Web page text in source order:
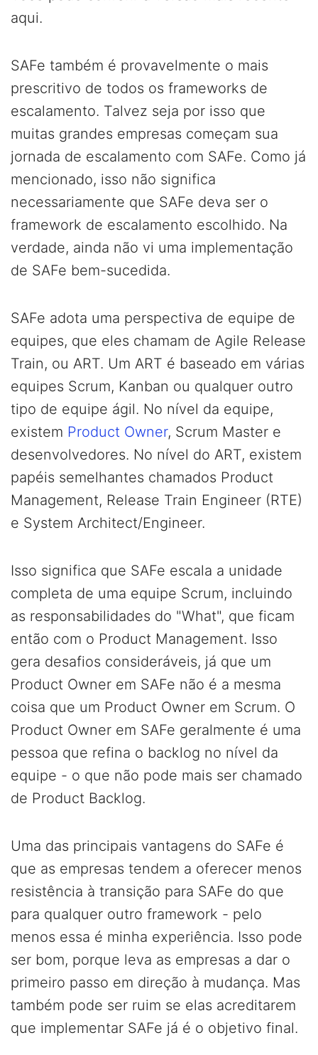
aqui.
SAFe também é provavelmente o mais
prescritivo de todos os frameworks de
escalamento. Talvez seja por isso que
muitas grandes empresas começam sua
jornada de escalamento com SAFe. Como já
mencionado, isso não significa
necessariamente que SAFe deva ser o
framework de escalamento escolhido. Na
verdade, ainda não vi uma implementação
de SAFe bem-sucedida.
SAFe adota uma perspectiva de equipe de
equipes, que eles chamam de Agile Release
Train, ou ART. Um ART é baseado em várias
equipes Scrum, Kanban ou qualquer outro
tipo de equipe ágil. No nível da equipe,
existem Product Owner, Scrum Master e
desenvolvedores. No nível do ART, existem
papéis semelhantes chamados Product
Management, Release Train Engineer (RTE)
e System Architect/Engineer.
Isso significa que SAFe escala a unidade
completa de uma equipe Scrum, incluindo
as responsabilidades do "What", que ficam
então com o Product Management. Isso
gera desafios consideráveis, já que um
Product Owner em SAFe não é a mesma
coisa que um Product Owner em Scrum. O
Product Owner em SAFe geralmente é uma
pessoa que refina o backlog no nível da
equipe - o que não pode mais ser chamado
de Product Backlog.
Uma das principais vantagens do SAFe é
que as empresas tendem a oferecer menos
resistência à transição para SAFe do que
para qualquer outro framework - pelo
menos essa é minha experiência. Isso pode
ser bom, porque leva as empresas a dar o
primeiro passo em direção à mudança. Mas
também pode ser ruim se elas acreditarem
que implementar SAFe já é o objetivo final.